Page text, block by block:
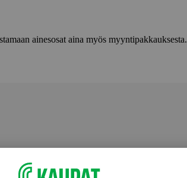
ainesosat aina myös myyntipakkauksesta.